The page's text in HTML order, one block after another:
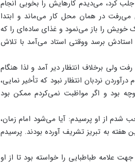
جلب کرد، مى‌‌دیدم کارهایش را بخوبى انجام
در همان محل کار مى‌‌ماند و ابتدا
را باز مى‌‌نمود و غذاى ساده‌‌اى را که
استادش برسد ووقتى استاد مى‌‌آمد با تلاش
ولى برخلاف انتظار دیر آمد و لذا هنگام
نردبان انتظار نبود که تأخیر نمایى،
بود و اگر مواظبت نمى‌‌کردم ممکن بود
شدم از او پرسیدم: آیا مى‌‌شود امام زمان،
هفته به تبریز تشریف آورده بودند. پرسیدم
علامه طباطبایى را خواسته بود تا از او